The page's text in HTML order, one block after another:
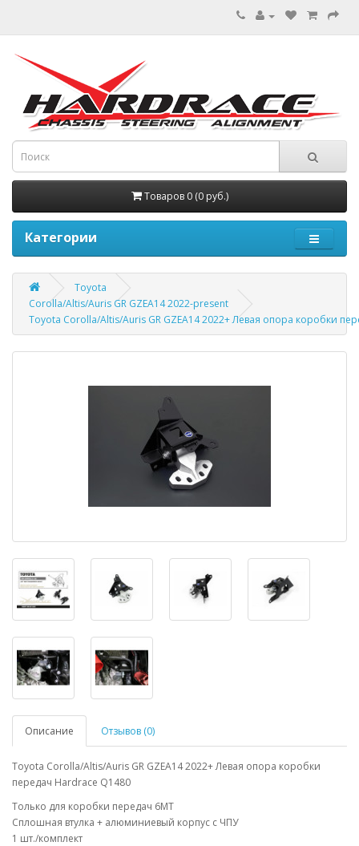
Товаров 0 (0 руб.)
Категории
Toyota
Corolla/Altis/Auris GR GZEA14 2022-present
Toyota Corolla/Altis/Auris GR GZEA14 2022+ Левая опора коробки
Описание Отзывов (0)
Toyota Corolla/Altis/Auris GR GZEA14 2022+ Левая опора коробки
передач Hardrace Q1480
Только для коробки передач 6MT
Сплошная втулка + алюминиевый корпус с ЧПУ
1 шт./комплект